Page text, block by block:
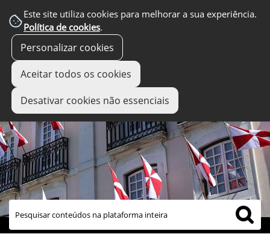
Este site utiliza cookies para melhorar a sua experiência.
Política de cookies.
Personalizar cookies
Aceitar todos os cookies
Desativar cookies não essenciais
links úteis